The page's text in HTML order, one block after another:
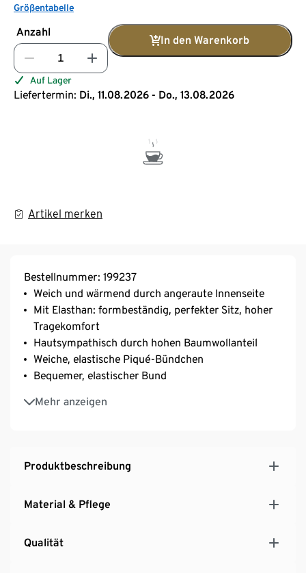
Größentabelle
Anzahl
In den Warenkorb
Auf Lager
Liefertermin: Di., 11.08.2026 - Do., 13.08.2026
Artikel merken
Bestellnummer: 199237
Weich und wärmend durch angeraute Innenseite
Mit Elasthan: formbeständig, perfekter Sitz, hoher
Tragekomfort
Hautsympathisch durch hohen Baumwollanteil
Weiche, elastische Piqué-Bündchen
Bequemer, elastischer Bund
Mehr anzeigen
Ohne störende Seitennähte
Produktbeschreibung
Material & Pflege
Qualität